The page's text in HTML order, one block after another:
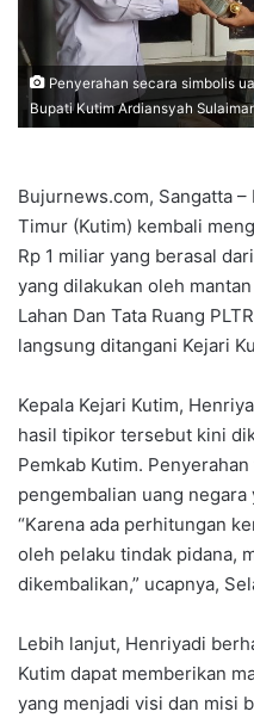
Penyerahan secara simbolis
Bupati Kutim Ardiansyah
Bujurnews.com, Sangatta
Timur (Kutim) kembali
Rp 1 miliar yang berasal
yang dilakukan oleh
Lahan Dan Tata Ruang
langsung ditangani Kejari
Kepala Kejari Kutim,
hasil tipikor tersebut kini
Pemkab Kutim.
pengembalian uang
“Karena ada perhitungan
oleh pelaku tindak pidana,
dikembalikan,” ucapnya,
Lebih lanjut, Henriyadi
Kutim dapat memberikan
yang menjadi visi dan misi